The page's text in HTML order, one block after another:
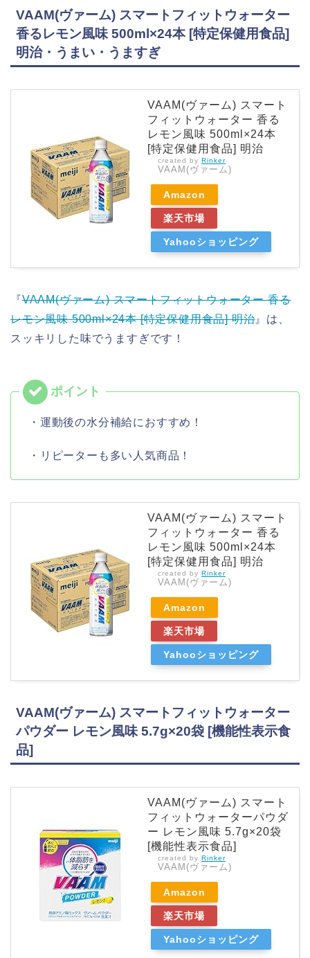
VAAM(ヴァーム) スマートフィットウォーター
香るレモン風味 500ml×24本 [特定保健用食品]
明治・うまい・うますぎ
VAAM(ヴァーム) スマート
フィットウォーター 香る
レモン風味 500ml×24本
[特定保健用食品] 明治
created by Rinker
VAAM(ヴァーム)
Amazon
楽天市場
Yahooショッピング
『VAAM(ヴァーム) スマートフィットウォーター 香る
レモン風味 500ml×24本 [特定保健用食品] 明治』は、
スッキリした味でうますぎです！
・運動後の水分補給におすすめ！
・リピーターも多い人気商品！
VAAM(ヴァーム) スマート
フィットウォーター 香る
レモン風味 500ml×24本
[特定保健用食品] 明治
created by Rinker
VAAM(ヴァーム)
Amazon
楽天市場
Yahooショッピング
VAAM(ヴァーム) スマートフィットウォーター
パウダー レモン風味 5.7g×20袋 [機能性表示食
品]
VAAM(ヴァーム) スマート
フィットウォーターパウダ
ー レモン風味 5.7g×20袋
[機能性表示食品]
created by Rinker
VAAM(ヴァーム)
Amazon
楽天市場
Yahooショッピング